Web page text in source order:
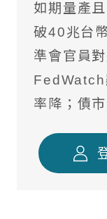
台股精
國際名
全球不
聰明投
如期量產
破40兆台
準會官員
FedWatch
率降；債